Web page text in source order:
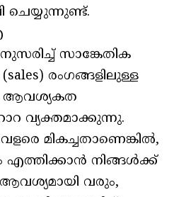
ചെയ്യുന്നുണ്ട്.
സാങ്കേതിക
രംഗങ്ങളിലുള്ള
ആവശ്യകത
വ്യക്തമാക്കുന്നു.
മികച്ചതാണെങ്കിൽ,
നിങ്ങൾക്ക്
വരും,